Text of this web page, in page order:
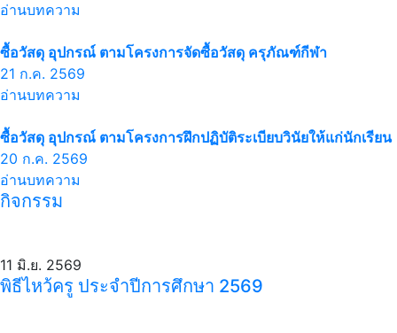
อ่านบทความ
ซื้อวัสดุ อุปกรณ์ ตามโครงการจัดซื้อวัสดุ ครุภัณฑ์กีฬา
21 ก.ค. 2569
อ่านบทความ
ซื้อวัสดุ อุปกรณ์ ตามโครงการฝึกปฏิบัติระเบียบวินัยให้แก่นักเรียน
20 ก.ค. 2569
อ่านบทความ
กิจกรรม
11 มิ.ย. 2569
พิธีไหว้ครู ประจำปีการศึกษา 2569